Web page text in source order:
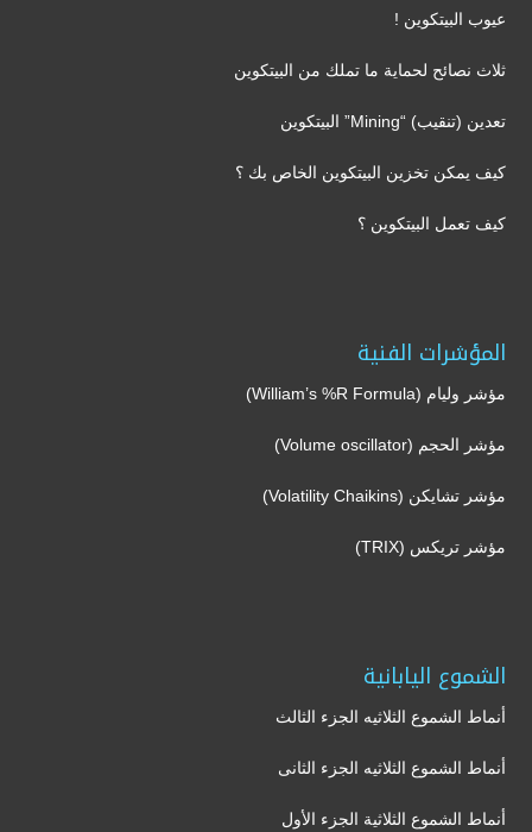
عيوب البيتكوين !
ثلاث نصائح لحماية ما تملك من البيتكوين
تعدين (تنقيب) “Mining” البيتكوين
كيف يمكن تخزين البيتكوين الخاص بك ؟
كيف تعمل البيتكوين ؟
المؤشرات الفنية
مؤشر وليام (William’s %R Formula)
مؤشر الحجم (Volume oscillator)
مؤشر تشايكن (Volatility Chaikins)
مؤشر تريكس (TRIX)
الشموع اليابانية
أنماط الشموع الثلاثيه الجزء الثالث
أنماط الشموع الثلاثيه الجزء الثانى
أنماط الشموع الثلاثية الجزء الأول